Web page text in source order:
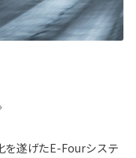
を遂げたE-Fourシステ